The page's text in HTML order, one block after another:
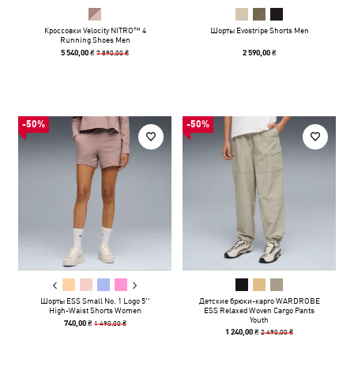
Кроссовки Velocity NITRO™ 4
Running Shoes Men
5 540,00 ₴7 890,00 ₴
Шорты Evostripe Shorts Men
2 590,00 ₴
-50%
Шорты ESS Small No. 1 Logo 5''
High-Waist Shorts Women
740,00 ₴ 1 490,00 ₴
-50%
Детские брюки-карго WARDROBE
ESS Relaxed Woven Cargo Pants
Youth
1 240,00 ₴2 490,00 ₴